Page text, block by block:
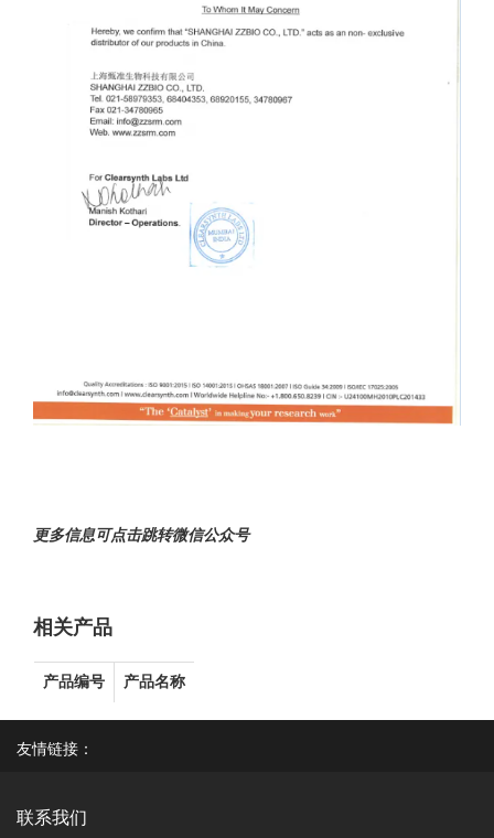
更多信息可点击跳转微信公众号
相关产品
产品编号 产品名称
友情链接：
联系我们